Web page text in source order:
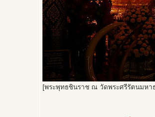
[พระพุทธชินราช ณ วัดพระศรีรัตนมห